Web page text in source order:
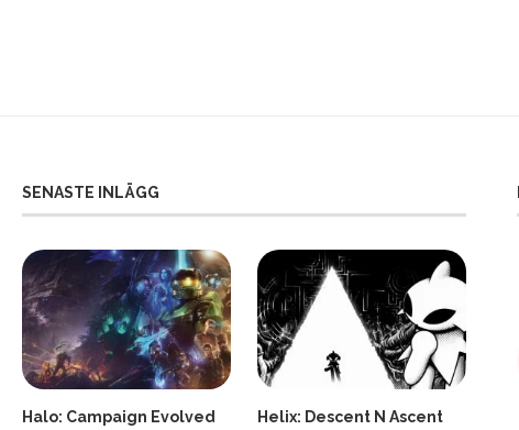
SENASTE INLÄGG
Halo: Campaign Evolved Helix: Descent N Ascent